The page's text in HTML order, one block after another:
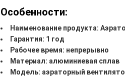
Особенности:
Наименование продукта:
Гарантия: 1 год
Рабочее время: непрерывно
Материал: алюминиевая сплав
Модель: аэраторный